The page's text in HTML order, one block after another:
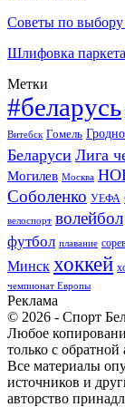
Советы по выбору
Шлифовка
Метки
#беларусь
Витебск Гомель Гродно
Беларуси Лига
Могилев Москва
Соболенко УЕФА
велоспорт волейбол
футбол плавание
Минск хоккей
чемпионат Европы
Реклама
© 2026 - Спорт
Любое
только с
Все материалы
источников и
авторство